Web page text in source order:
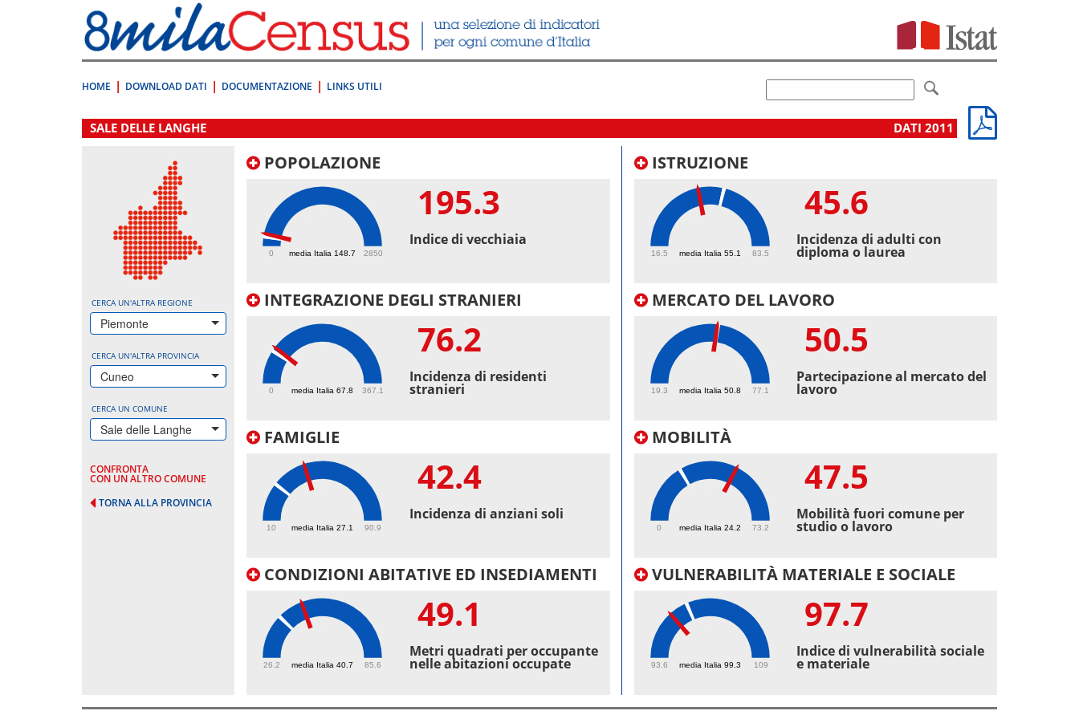
direttamente
a:
Contenuto
HOME DOWNLOAD DATI DOCUMENTAZIONE LINKS UTILI
.
SALE DELLE LANGHE DATI 2011
CERCA UN'ALTRA REGIONE
Piemonte
CERCA UN'ALTRA PROVINCIA
Cuneo
CERCA UN COMUNE
Sale delle Langhe
CONFRONTA
CON UN ALTRO COMUNE
TORNA ALLA PROVINCIA
POPOLAZIONE
media Italia 148.7
0 2850
195.3
Indice di vecchiaia
INTEGRAZIONE DEGLI STRANIERI
media Italia 67.8
0 367.1
76.2
Incidenza di residenti
stranieri
FAMIGLIE
media Italia 27.1
10 90.9
42.4
Incidenza di anziani soli
CONDIZIONI ABITATIVE ED INSEDIAMENTI
media Italia 40.7
26.2 85.6
49.1
Metri quadrati per occupante
nelle abitazioni occupate
ISTRUZIONE
media Italia 55.1
16.5 83.5
45.6
Incidenza di adulti con
diploma o laurea
MERCATO DEL LAVORO
media Italia 50.8
19.3 77.1
50.5
Partecipazione al mercato del
lavoro
MOBILITÀ
media Italia 24.2
0 73.2
47.5
Mobilità fuori comune per
studio o lavoro
VULNERABILITÀ MATERIALE E SOCIALE
media Italia 99.3
93.6 109
97.7
Indice di vulnerabilità sociale
e materiale